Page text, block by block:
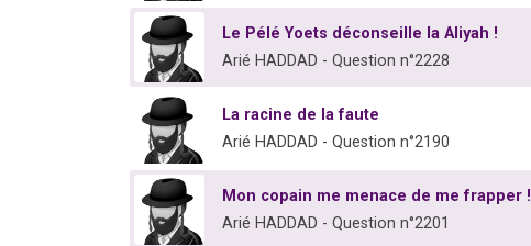
Le Pélé Yoets déconseille la Aliyah !
Arié HADDAD - Question n°2228
La racine de la faute
Arié HADDAD - Question n°2190
Mon copain me menace de me frapper !
Arié HADDAD - Question n°2201